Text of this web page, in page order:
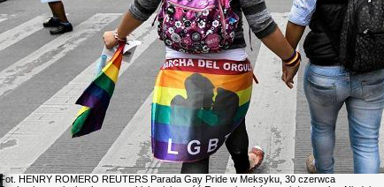
Fot. HENRY ROMERO REUTERS Parada Gay Pride w Meksyku, 30 czerwca